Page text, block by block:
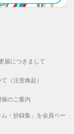
届につきまして
（注意喚起）
のご案内
・抄録集」を会員ペー